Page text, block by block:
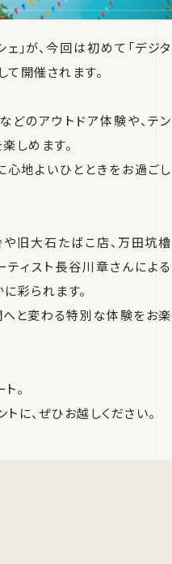
」が、今回は初めて「デジタ
て開催されます。
どのアウトドア体験や、テン
しめます。
心地よいひとときをお過ごし
旧大石たばこ店、万田坑櫓
ティスト長谷川章さんによる
彩られます。
と変わる特別な体験をお楽
。
に、ぜひお越しください。